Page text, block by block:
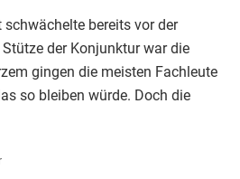
bereits vor der
der Konjunktur war die
gingen die meisten Fachleute
so bleiben würde. Doch die